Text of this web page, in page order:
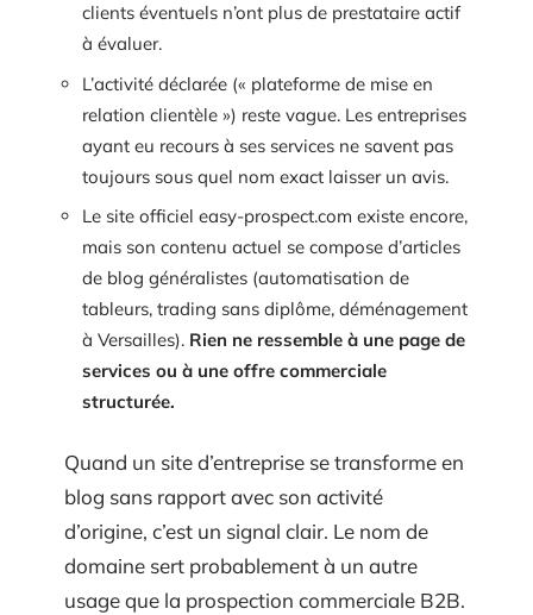
clients éventuels n’ont plus de prestataire actif
à évaluer.
L’activité déclarée (« plateforme de mise en
relation clientèle ») reste vague. Les entreprises
ayant eu recours à ses services ne savent pas
toujours sous quel nom exact laisser un avis.
Le site officiel easy-prospect.com existe encore,
mais son contenu actuel se compose d’articles
de blog généralistes (automatisation de
tableurs, trading sans diplôme, déménagement
à Versailles). Rien ne ressemble à une page de
services ou à une offre commerciale
structurée.
Quand un site d’entreprise se transforme en
blog sans rapport avec son activité
d’origine, c’est un signal clair. Le nom de
domaine sert probablement à un autre
usage que la prospection commerciale B2B.